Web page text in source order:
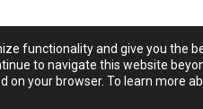
functionality and give you the
to navigate this website
on your browser. To learn more